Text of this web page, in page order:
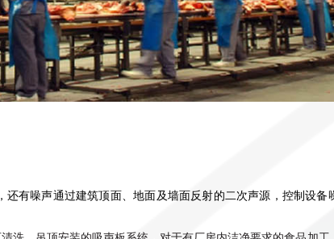
有噪声通过建筑顶面、地面及墙面反射的二次声源，控制设备